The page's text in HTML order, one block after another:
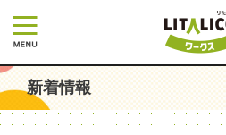
新着情報